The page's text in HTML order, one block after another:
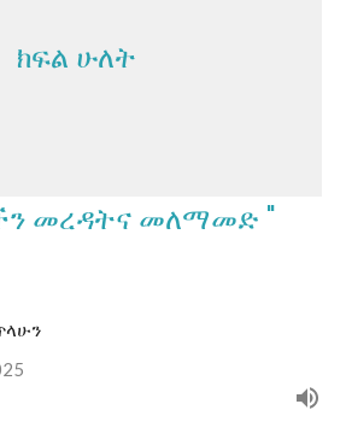
ክፍል ሁለት
መረዳትና መለማመድ "